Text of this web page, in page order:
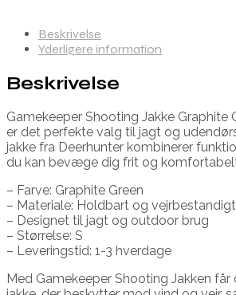
Beskrivelse
Yderligere information
Beskrivelse
Gamekeeper Shooting Jakke Graphite
er det perfekte valg til jagt og
jakke fra Deerhunter kombinerer
du kan bevæge dig frit og
– Farve: Graphite Green
– Materiale: Holdbart og vejrbestandigt
– Designet til jagt og outdoor brug
– Størrelse: S
– Leveringstid: 1-3 hverdage
Med Gamekeeper Shooting Jakken får